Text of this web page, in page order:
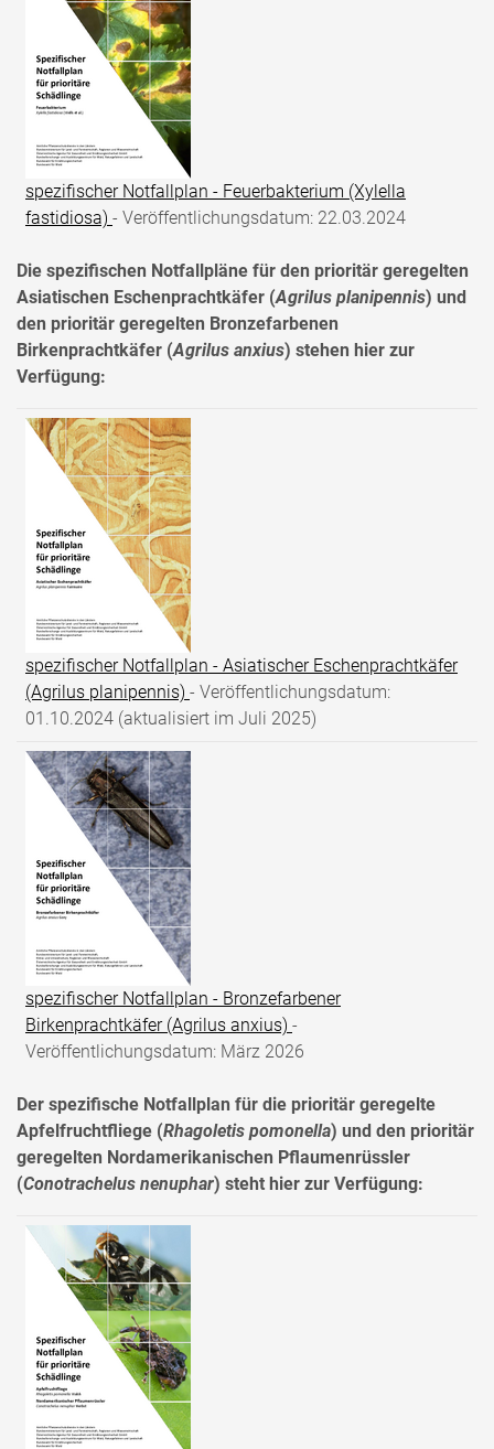
spezifischer Notfallplan - Feuerbakterium (Xylella
fastidiosa) - Veröffentlichungsdatum: 22.03.2024
Die spezifischen Notfallpläne für den prioritär geregelten
Asiatischen Eschenprachtkäfer (Agrilus planipennis) und
den prioritär geregelten Bronzefarbenen
Birkenprachtkäfer (Agrilus anxius) stehen hier zur
Verfügung:
spezifischer Notfallplan - Asiatischer Eschenprachtkäfer
(Agrilus planipennis) - Veröffentlichungsdatum:
01.10.2024 (aktualisiert im Juli 2025)
spezifischer Notfallplan - Bronzefarbener
Birkenprachtkäfer (Agrilus anxius) -
Veröffentlichungsdatum: März 2026
Der spezifische Notfallplan für die prioritär geregelte
Apfelfruchtfliege (Rhagoletis pomonella) und den prioritär
geregelten Nordamerikanischen Pflaumenrüssler
(Conotrachelus nenuphar) steht hier zur Verfügung: